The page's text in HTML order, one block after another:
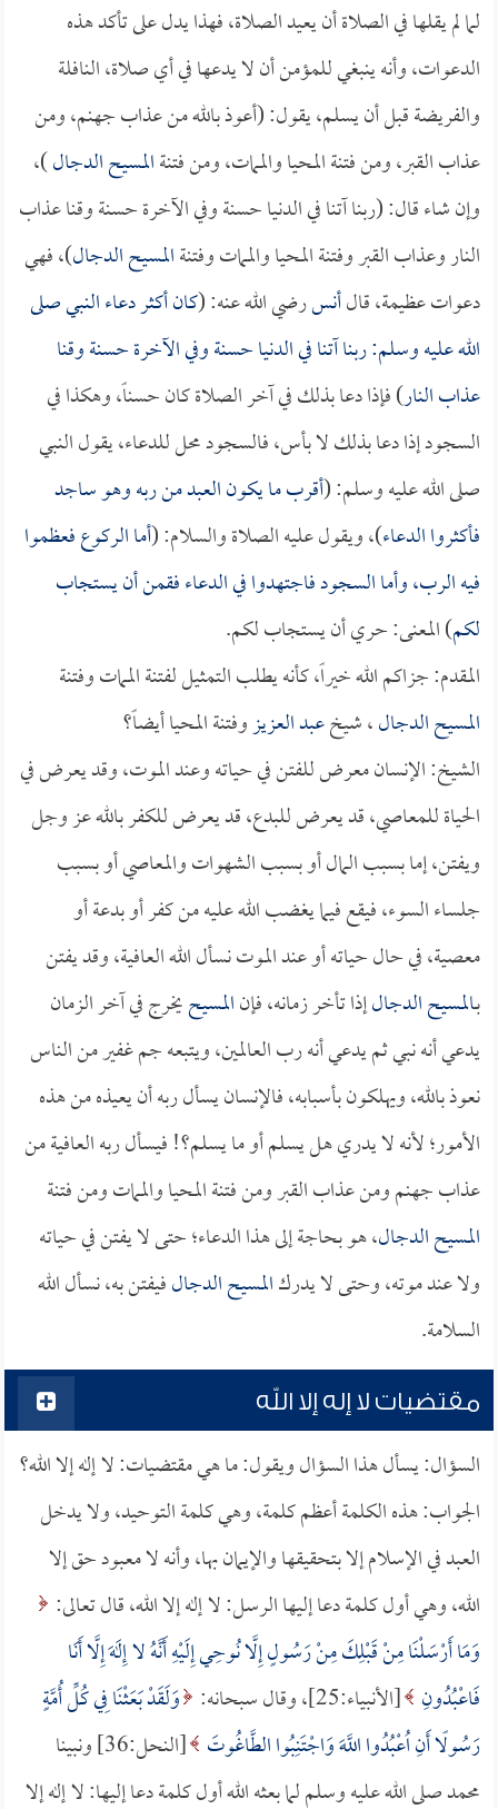
لما لم يقلها في الصلاة أن يعيد الصلاة، فهذا يدل على تأكد هذه
الدعوات، وأنه ينبغي للمؤمن أن لا يدعها في أي صلاة، النافلة
والفريضة قبل أن يسلم، يقول: (أعوذ بالله من عذاب جهنم، ومن
عذاب القبر، ومن فتنة المحيا والممات، ومن فتنةالمسيح الدجال)،
وإن شاء قال: (ربنا آتنا في الدنيا حسنة وفي الآخرة حسنة وقنا عذاب
النار وعذاب القبر وفتنة المحيا والممات وفتنةالمسيح الدجال)، فهي
دعوات عظيمة، قالأنسرضي الله عنه: (كان أكثر دعاء النبي صلى
الله عليه وسلم: ربنا آتنا في الدنيا حسنة وفي الآخرة حسنة وقنا
عذاب النار) فإذا دعا بذلك في آخر الصلاة كان حسناً، وهكذا في
السجود إذا دعا بذلك لا بأس، فالسجود محل للدعاء، يقول النبي
صلى الله عليه وسلم: (أقرب ما يكون العبد من ربه وهو ساجد
فأكثروا الدعاء)، ويقول عليه الصلاة والسلام: (أما الركوع فعظموا
فيه الرب، وأما السجود فاجتهدوا في الدعاء فقمن أن يستجاب
لكم) المعنى: حري أن يستجاب لكم.
المقدم: جزاكم الله خيراً، كأنه يطلب التمثيل لفتنة الممات وفتنة
المسيح الدجال، شيخعبد العزيزوفتنة المحيا أيضاً؟
الشيخ: الإنسان معرض للفتن في حياته وعند الموت، وقد يعرض في
الحياة للمعاصي، قد يعرض للبدع، قد يعرض للكفر بالله عز وجل
ويفتن، إما بسبب المال أو بسبب الشهوات والمعاصي أو بسبب
جلساء السوء، فيقع فيما يغضب الله عليه من كفر أو بدعة أو
معصية، في حال حياته أو عند الموت نسأل الله العافية، وقد يفتن
بـالمسيح الدجالإذا تأخر زمانه، فإنالمسيحيخرج في آخر الزمان
يدعي أنه نبي ثم يدعي أنه رب العالمين، ويتبعه جم غفير من الناس
نعوذ بالله، ويهلكون بأسبابه، فالإنسان يسأل ربه أن يعيذه من هذه
الأمور؛ لأنه لا يدري هل يسلم أو ما يسلم؟! فيسأل ربه العافية من
عذاب جهنم ومن عذاب القبر ومن فتنة المحيا والممات ومن فتنة
المسيح الدجال، هو بحاجة إلى هذا الدعاء؛ حتى لا يفتن في حياته
ولا عند موته، وحتى لا يدركالمسيح الدجالفيفتن به، نسأل الله
السلامة.
مقتضيات لا إله إلا الله
السؤال: يسأل هذا السؤال ويقول: ما هي مقتضيات: لا إله إلا الله؟
الجواب: هذه الكلمة أعظم كلمة، وهي كلمة التوحيد، ولا يدخل
العبد في الإسلام إلا بتحقيقها والإيمان بها، وأنه لا معبود حق إلا
الله، وهي أول كلمة دعا إليها الرسل: لا إله إلا الله، قال تعالى:
وَمَا أَرْسَلْنَا مِنْ قَبْلِكَ مِنْ رَسُولٍ إِلَّا نُوحِي إِلَيْهِ أَنَّهُ لا إِلَهَ إِلَّا أَنَا
فَاعْبُدُونِ [الأنبياء:25]، وقال سبحانه:
وَلَقَدْ بَعَثْنَا فِي كُلِّ أُمَّةٍ
رَسُولًا أَنِ اُعْبُدُوا اللَّهَ وَاجْتَنِبُوا الطَّاغُوتَ
[النحل:36] ونبينا
محمد صلى الله عليه وسلم لما بعثه الله أول كلمة دعا إليها: لا إله إلا